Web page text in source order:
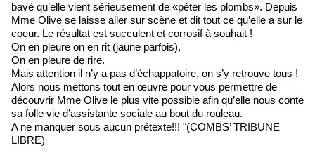
bavé qu’elle vient sérieusement de «pêter les plombs». Depuis
Mme Olive se laisse aller sur scène et dit tout ce qu’elle a sur le
coeur. Le résultat est succulent et corrosif à souhait !
On en pleure on en rit (jaune parfois),
On en pleure de rire.
Mais attention il n’y a pas d’échappatoire, on s’y retrouve tous !
Alors nous mettons tout en œuvre pour vous permettre de
découvrir Mme Olive le plus vite possible afin qu’elle nous conte
sa folle vie d’assistante sociale au bout du rouleau.
A ne manquer sous aucun prétexte!!! "(COMBS’ TRIBUNE
LIBRE)